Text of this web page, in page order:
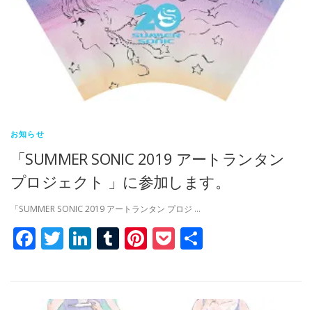
お知らせ
「SUMMER SONIC 2019 アートランタン
プロジェクト 」に参加します。
「SUMMER SONIC 2019 アートランタン プロジ …
Facebook
Twitter
LinkedIn
Tumblr
Pinterest
Pocket